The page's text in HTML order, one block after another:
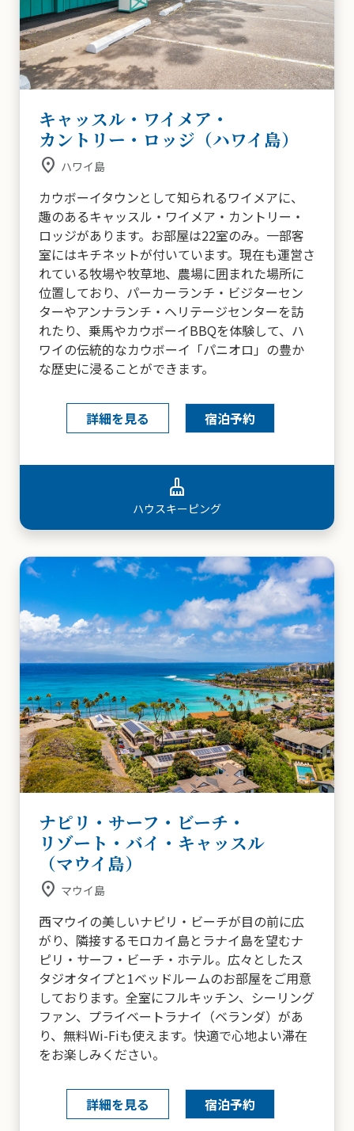
キャッスル・ワイメア・
カントリー・ロッジ（ハワイ島）
place ハワイ島
カウボーイタウンとして知られるワイメアに、
趣のあるキャッスル・ワイメア・カントリー・
ロッジがあります。お部屋は22室のみ。一部客
室にはキチネットが付いています。現在も運営さ
れている牧場や牧草地、農場に囲まれた場所に
位置しており、パーカーランチ・ビジターセン
ターやアンナランチ・ヘリテージセンターを訪
れたり、乗馬やカウボーイBBQを体験して、ハ
ワイの伝統的なカウボーイ「パニオロ」の豊か
な歴史に浸ることができます。
詳細を見る 宿泊予約
local_parking
パーキング
ナピリ・サーフ・ビーチ・
リゾート・バイ・キャッスル
（マウイ島）
place マウイ島
西マウイの美しいナピリ・ビーチが目の前に広
がり、隣接するモロカイ島とラナイ島を望むナ
ピリ・サーフ・ビーチ・ホテル。広々としたス
タジオタイプと1ベッドルームのお部屋をご用意
しております。全室にフルキッチン、シーリング
ファン、プライベートラナイ（ベランダ）があ
り、無料Wi-Fiも使えます。快適で心地よい滞在
をお楽しみください。
詳細を見る 宿泊予約